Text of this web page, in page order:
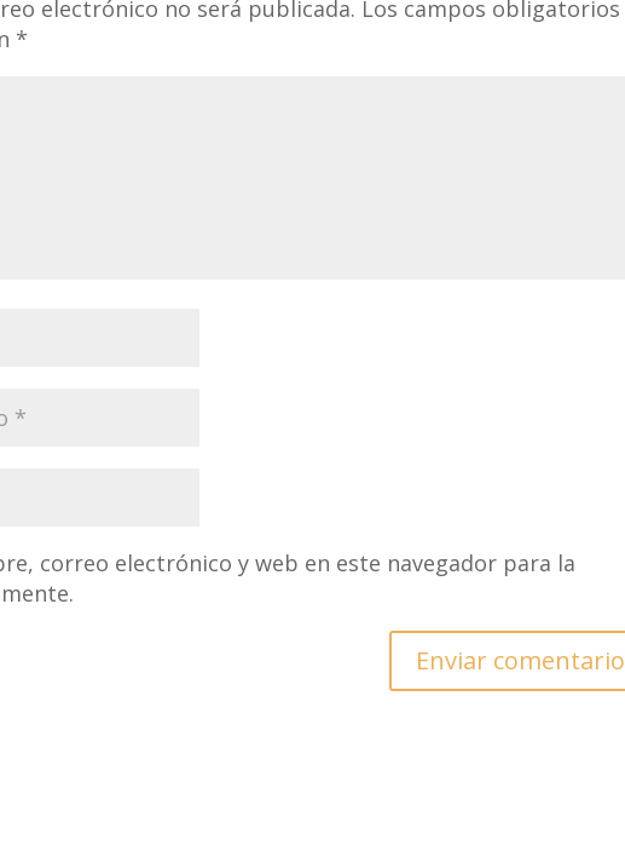
electrónico no será publicada. Los campos obligatorios
*
correo electrónico y web en este navegador para la